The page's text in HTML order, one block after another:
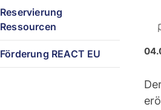
Reservierung
Ressourcen
Förderung REACT EU